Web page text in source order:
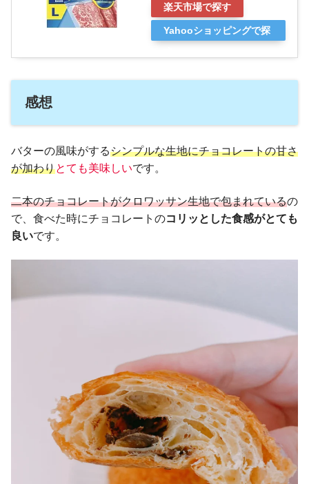
楽天市場で探す
Yahooショッピングで探
感想
バターの風味がするシンプルな生地にチョコレートの甘さ
が加わりとても美味しいです。
二本のチョコレートがクロワッサン生地で包まれているの
で、食べた時にチョコレートのコリッとした食感がとても
良いです。